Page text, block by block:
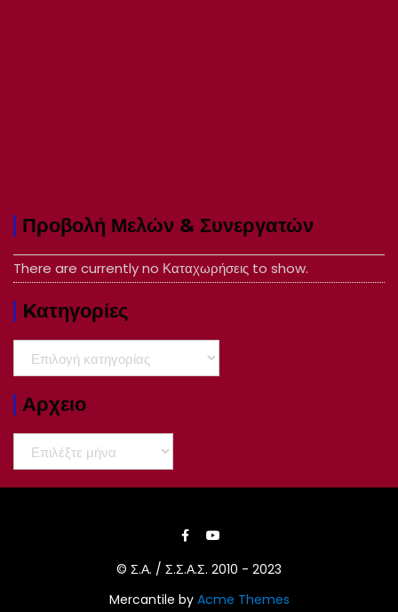
Προβολή Μελών & Συνεργατών
There are currently no Καταχωρήσεις to show.
Kατηγορίες
Kατηγορίες
Αρχειο
Αρχειο
© Σ.Α. / Σ.Σ.Α.Σ. 2010 - 2023
Mercantile by Acme Themes